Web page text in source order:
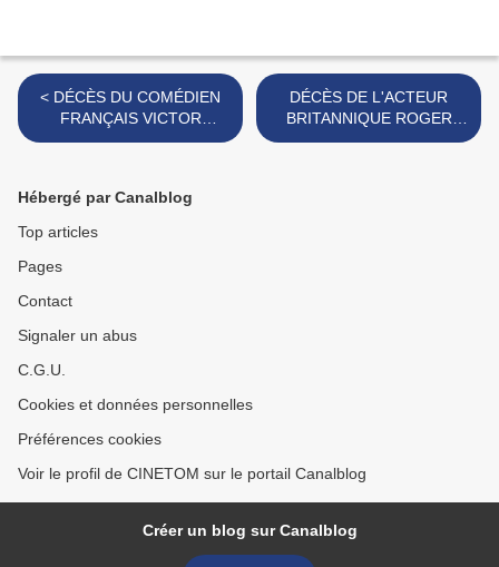
< DÉCÈS DU COMÉDIEN
FRANÇAIS VICTOR
LANOUX
DÉCÈS DE L'ACTEUR
BRITANNIQUE ROGER
MOORE (SIMON
Hébergé par Canalblog
Top articles
Pages
Contact
Signaler un abus
C.G.U.
Cookies et données personnelles
Préférences cookies
Voir le profil de CINETOM sur le portail Canalblog
Créer un blog sur Canalblog